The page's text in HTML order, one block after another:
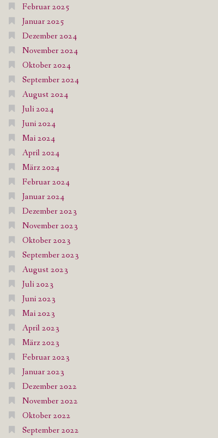
Februar 2025
Januar 2025
Dezember 2024
November 2024
Oktober 2024
September 2024
August 2024
Juli 2024
Juni 2024
Mai 2024
April 2024
März 2024
Februar 2024
Januar 2024
Dezember 2023
November 2023
Oktober 2023
September 2023
August 2023
Juli 2023
Juni 2023
Mai 2023
April 2023
März 2023
Februar 2023
Januar 2023
Dezember 2022
November 2022
Oktober 2022
September 2022